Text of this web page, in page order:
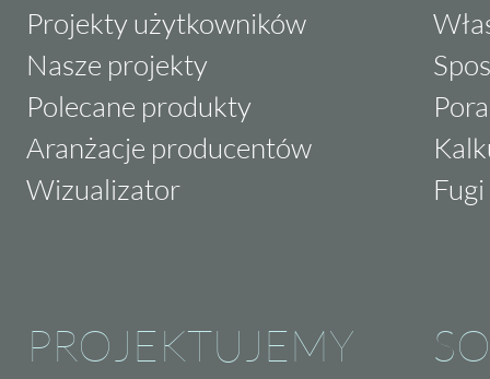
Projekty użytkowników
Nasze projekty
Polecane produkty
Aranżacje producentów
Wizualizator
PROJEKTUJEMY